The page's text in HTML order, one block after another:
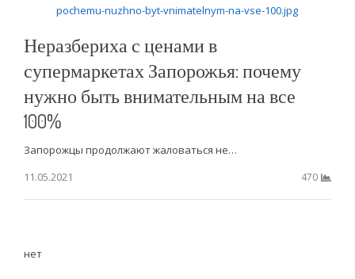
Неразбериха с ценами в
супермаркетах Запорожья: почему
нужно быть внимательным на все
100%
Запорожцы продолжают жаловаться не…
11.05.2021
470
нет